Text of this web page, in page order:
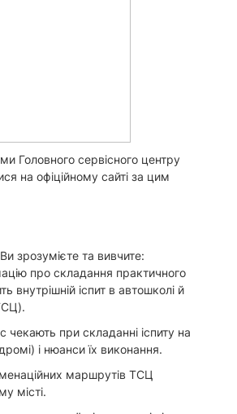
Головного сервісного центру
на офіційному сайті за цим
зрозумієте та вивчите:
про складання практичного
внутрішній іспит в автошколі й
чекають при складанні іспиту на
і нюанси їх виконання.
маршрутів ТСЦ
місті.